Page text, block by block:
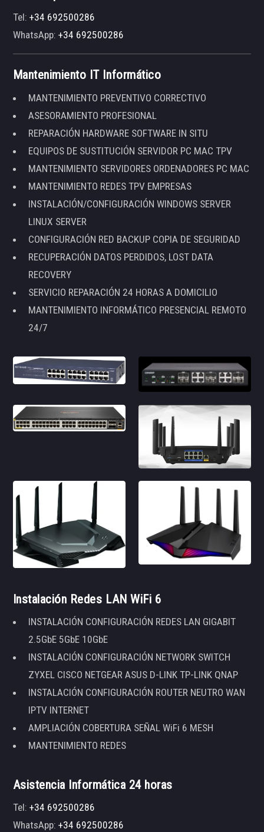
Tel:+34 692500286
WhatsApp:+34 692500286
Mantenimiento IT Informático
MANTENIMIENTO PREVENTIVO CORRECTIVO
ASESORAMIENTO PROFESIONAL
REPARACIÓN HARDWARE SOFTWARE IN SITU
EQUIPOS DE SUSTITUCIÓN SERVIDOR PC MAC TPV
MANTENIMIENTO SERVIDORES ORDENADORES PC MAC
MANTENIMIENTO REDES TPV EMPRESAS
INSTALACIÓN/CONFIGURACIÓN WINDOWS SERVER
LINUX SERVER
CONFIGURACIÓN RED BACKUP COPIA DE SEGURIDAD
RECUPERACIÓN DATOS PERDIDOS, LOST DATA
RECOVERY
SERVICIO REPARACIÓN 24 HORAS A DOMICILIO
MANTENIMIENTO INFORMÁTICO PRESENCIAL REMOTO
24/7
Instalación Redes LAN WiFi 6
INSTALACIÓN CONFIGURACIÓN REDES LAN GIGABIT
2.5GbE 5GbE 10GbE
INSTALACIÓN CONFIGURACIÓN NETWORK SWITCH
ZYXEL CISCO NETGEAR ASUS D-LINK TP-LINK QNAP
INSTALACIÓN CONFIGURACIÓN ROUTER NEUTRO WAN
IPTV INTERNET
AMPLIACIÓN COBERTURA SEÑAL WiFi 6 MESH
MANTENIMIENTO REDES
Asistencia Informática 24 horas
Tel:+34 692500286
WhatsApp:+34 692500286